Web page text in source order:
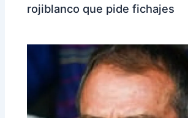
rojiblanco que pide fichajes